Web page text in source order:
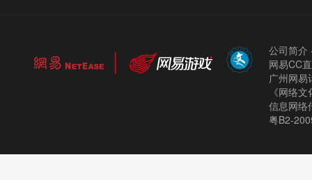
公司简介
网易CC
广州网
《网络
信息网络
粤B2-